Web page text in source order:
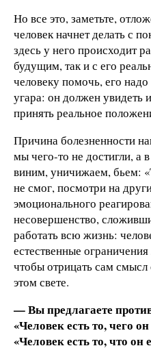
Но все это, заметьте,
человек начнет делать с
здесь у него происходит
будущим, так и с его
человеку помочь, его
угара: он должен увидеть
принять реальное
Причина болезненности
мы чего-то не достигли, а
виним, уничижаем, бьем:
не смог, посмотри на
эмоционального
несовершенство,
работать всю жизнь:
естественные
чтобы отрицать сам
этом свете.
— Вы предлагаете
«Человек есть то, чего
«Человек есть то, что он